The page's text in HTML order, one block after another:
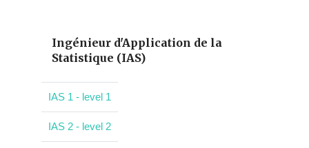
Ingénieur d'Application de la
Statistique (IAS)
IAS 1 - level 1
IAS 2 - level 2